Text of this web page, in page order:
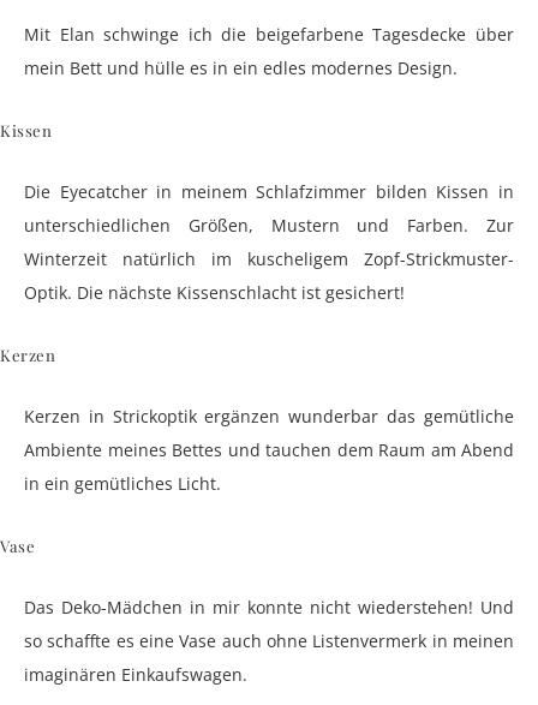
Mit Elan schwinge ich die beigefarbene Tagesdecke über
mein Bett und hülle es in ein edles modernes Design.
Kissen
Die Eyecatcher in meinem Schlafzimmer bilden Kissen in
unterschiedlichen Größen, Mustern und Farben. Zur
Winterzeit natürlich im kuscheligem Zopf-Strickmuster-
Optik. Die nächste Kissenschlacht ist gesichert!
Kerzen
Kerzen in Strickoptik ergänzen wunderbar das gemütliche
Ambiente meines Bettes und tauchen dem Raum am Abend
in ein gemütliches Licht.
Vase
Das Deko-Mädchen in mir konnte nicht wiederstehen! Und
so schaffte es eine Vase auch ohne Listenvermerk in meinen
imaginären Einkaufswagen.